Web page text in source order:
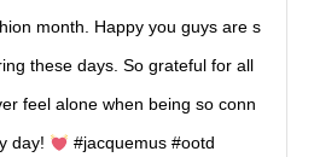
month. Happy you guys are s
these days. So grateful for all
feel alone when being so conn
day!
#jacquemus #ootd